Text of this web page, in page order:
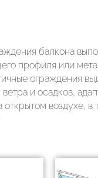
балкона
профиля или
ограждения
и осадков,
открытом воздухе, в